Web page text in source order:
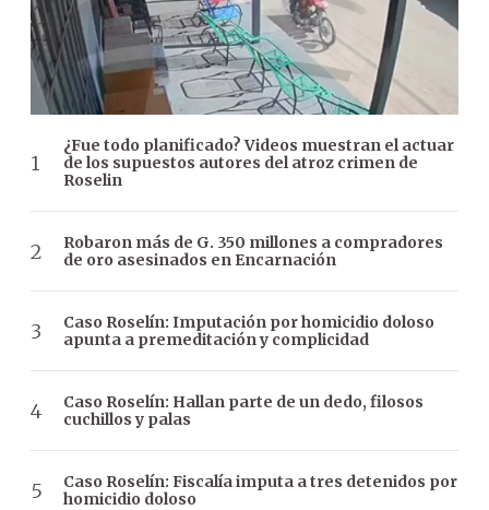
¿Fue todo planificado? Videos muestran el actuar
de los supuestos autores del atroz crimen de
Roselin
Robaron más de G. 350 millones a compradores
de oro asesinados en Encarnación
Caso Roselín: Imputación por homicidio doloso
apunta a premeditación y complicidad
Caso Roselín: Hallan parte de un dedo, filosos
cuchillos y palas
Caso Roselín: Fiscalía imputa a tres detenidos por
homicidio doloso